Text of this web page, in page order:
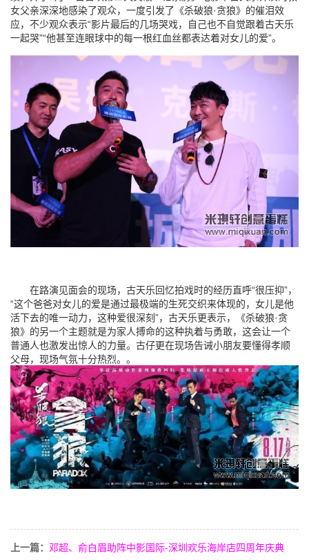
女父亲深深地感染了观众，一度引发了《杀破狼·贪狼》的催泪效
应，不少观众表示“影片最后的几场哭戏，自己也不自觉跟着古天乐
一起哭”“他甚至连眼球中的每一根红血丝都表达着对女儿的爱”。
在路演见面会的现场，古天乐回忆拍戏时的经历直呼“很压抑”，
“这个爸爸对女儿的爱是通过最极端的生死交织来体现的，女儿是他
活下去的唯一动力，这种爱很深刻”，古天乐更表示，《杀破狼·贪
狼》的另一个主题就是为家人搏命的这种执着与勇敢，这会让一个
普通人也激发出惊人的力量。古仔更在现场告诫小朋友要懂得孝顺
父母，现场气氛十分热烈。。
上一篇： 邓超、俞白眉助阵中影国际-深圳欢乐海岸店四周年庆典